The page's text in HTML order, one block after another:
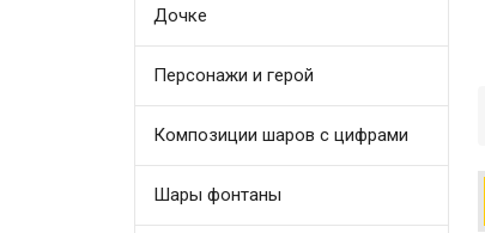
Дочке
Персонажи и герой
Композиции шаров с цифрами
Шары фонтаны